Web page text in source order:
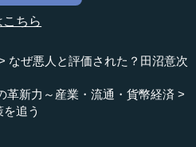
ちら
なぜ悪人と評価された？田沼意次
革新力～産業・流通・貨幣経済
追う